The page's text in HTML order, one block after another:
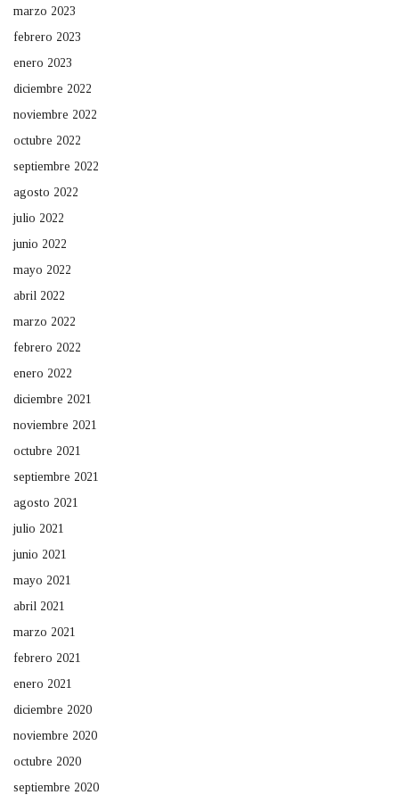
marzo 2023
febrero 2023
enero 2023
diciembre 2022
noviembre 2022
octubre 2022
septiembre 2022
agosto 2022
julio 2022
junio 2022
mayo 2022
abril 2022
marzo 2022
febrero 2022
enero 2022
diciembre 2021
noviembre 2021
octubre 2021
septiembre 2021
agosto 2021
julio 2021
junio 2021
mayo 2021
abril 2021
marzo 2021
febrero 2021
enero 2021
diciembre 2020
noviembre 2020
octubre 2020
septiembre 2020